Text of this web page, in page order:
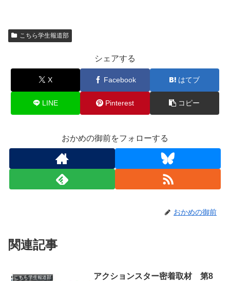
こちら学生報道部
シェアする
X Facebook はてブ
LINE Pinterest コピー
おかめの御前をフォローする
おかめの御前
関連記事
こちら学生報道部
アクションスター密着取材 第8